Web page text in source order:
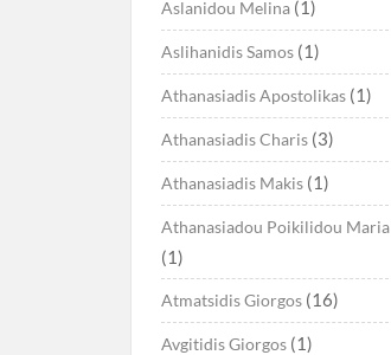
Aslanidou Melina(1)
Aslihanidis Samos(1)
Athanasiadis Apostolikas(1)
Athanasiadis Charis(3)
Athanasiadis Makis(1)
Athanasiadou Poikilidou Maria
(1)
Atmatsidis Giorgos(16)
Avgitidis Giorgos(1)